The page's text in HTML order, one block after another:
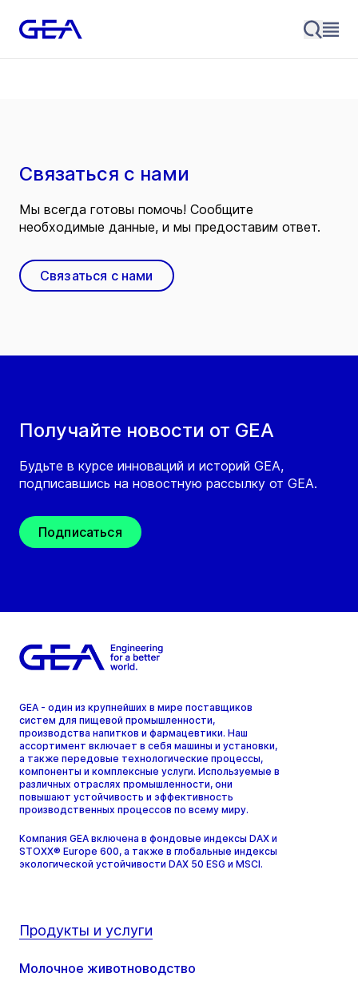
Получайте новости от GEA
Будьте в курсе инноваций и историй GEA,
подписавшись на новостную рассылку от GEA.
Подписаться
Связаться с нами
Мы всегда готовы помочь! Сообщите
необходимые данные, и мы предоставим ответ.
Связаться с нами
GEA - один из крупнейших в мире поставщиков
систем для пищевой промышленности,
производства напитков и фармацевтики. Наш
ассортимент включает в себя машины и установки,
а также передовые технологические процессы,
компоненты и комплексные услуги. Используемые в
различных отраслях промышленности, они
повышают устойчивость и эффективность
производственных процессов по всему миру.
Компания GEA включена в фондовые индексы DAX и
STOXX® Europe 600, а также в глобальные индексы
экологической устойчивости DAX 50 ESG и MSCI.
Продукты и услуги
Молочное животноводство